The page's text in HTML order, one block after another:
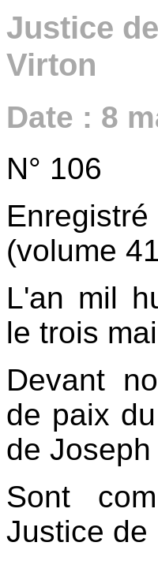
Justice
Virton
Date : 8
N° 106
(volume
L'an mil
le trois
Devant
de paix
de
Sont
Justice de